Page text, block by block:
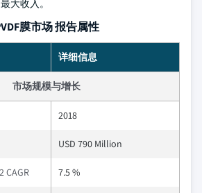
大收入。
膜市场 报告属性
详细信息
市场规模与增长
2018
USD 790 Million
CAGR 7.5 %